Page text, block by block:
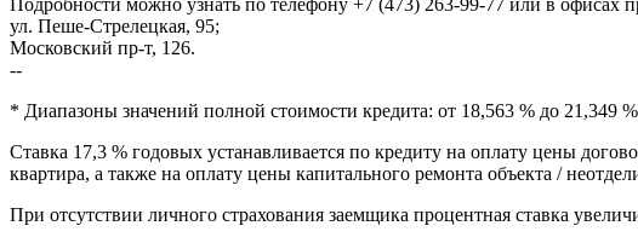
ул. Пеше-Стрелецкая, 95;
Московский пр-т, 126.
--
* Диапазоны значений полной стоимости кредита: от 18,563 % до 21,349
Ставка 17,3 % годовых устанавливается по кредиту на оплату цены
квартира, а также на оплату цены капитального ремонта объекта /
При отсутствии личного страхования заемщика процентная ставка